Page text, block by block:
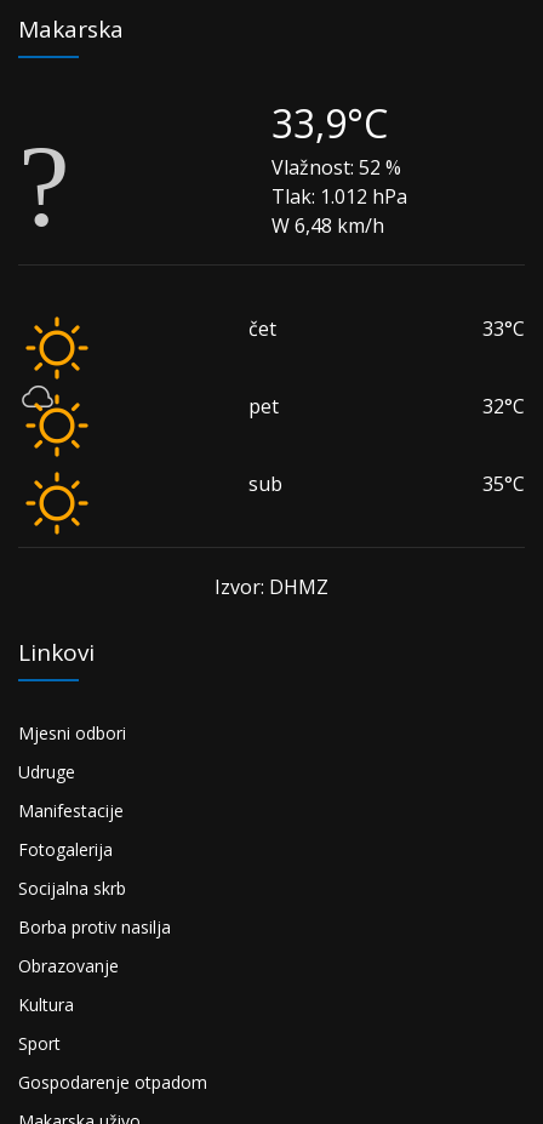
Makarska
33,9°C
Vlažnost: 52 %
Tlak: 1.012 hPa
W 6,48 km/h
čet 33°C
pet 32°C
sub 35°C
Izvor: DHMZ
Linkovi
Mjesni odbori
Udruge
Manifestacije
Fotogalerija
Socijalna skrb
Borba protiv nasilja
Obrazovanje
Kultura
Sport
Gospodarenje otpadom